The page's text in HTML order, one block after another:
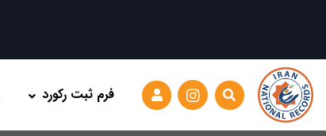
فرم ثبت رکورد